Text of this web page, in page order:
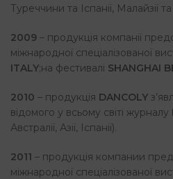
Туреччини та Іспанії, Малайзії та
2009 – продукція компанії
міжнародної спеціалізованої
ITALY;на фестивалі SHANGHAI
2010 – продукція DANCOLY
відомого у всьому світі журналу
Австралії, Азії, Іспанії).
2011 – продукція компании
міжнародної спеціалізованої